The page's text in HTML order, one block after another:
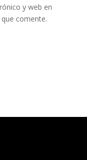
y web en
comente.